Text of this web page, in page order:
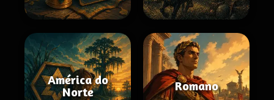
América do
Norte
Romano